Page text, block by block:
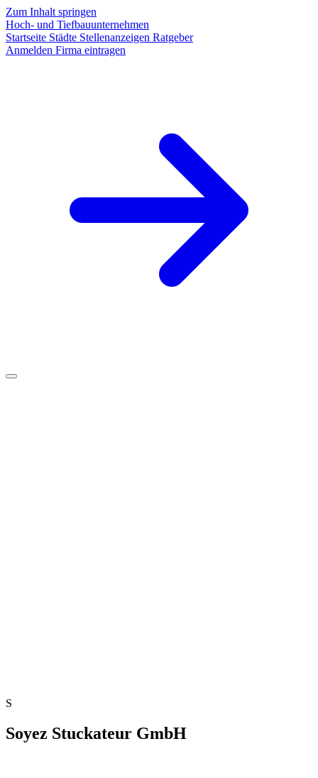
Zum Inhalt springen
Hoch- und Tiefbauunternehmen
Startseite Städte Stellenanzeigen Ratgeber
Anmelden Firma eintragen
S
Soyez Stuckateur GmbH